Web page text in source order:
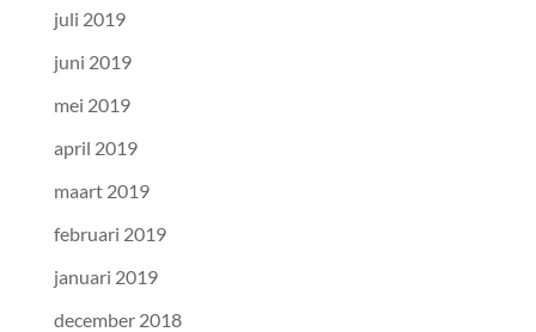
juli 2019
juni 2019
mei 2019
april 2019
maart 2019
februari 2019
januari 2019
december 2018